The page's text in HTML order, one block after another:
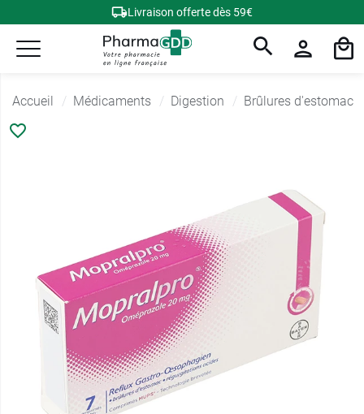
Livraison offerte dès 59€
Accueil Médicaments Digestion Brûlures d'estomac